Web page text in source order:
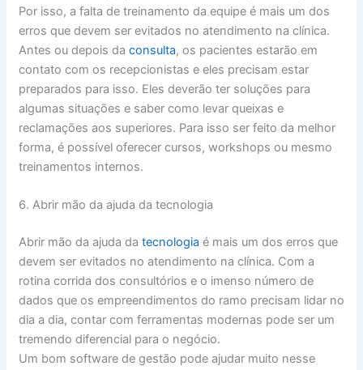
Por isso, a falta de treinamento da equipe é mais um dos
erros que devem ser evitados no atendimento na clínica.
Antes ou depois da consulta, os pacientes estarão em
contato com os recepcionistas e eles precisam estar
preparados para isso. Eles deverão ter soluções para
algumas situações e saber como levar queixas e
reclamações aos superiores. Para isso ser feito da melhor
forma, é possível oferecer cursos, workshops ou mesmo
treinamentos internos.
6. Abrir mão da ajuda da tecnologia
Abrir mão da ajuda da tecnologia é mais um dos erros que
devem ser evitados no atendimento na clínica. Com a
rotina corrida dos consultórios e o imenso número de
dados que os empreendimentos do ramo precisam lidar no
dia a dia, contar com ferramentas modernas pode ser um
tremendo diferencial para o negócio.
Um bom software de gestão pode ajudar muito nesse